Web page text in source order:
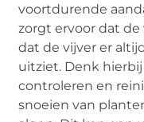
voortdurende
zorgt ervoor dat
dat de vijver er
uitziet. Denk
controleren en
snoeien van